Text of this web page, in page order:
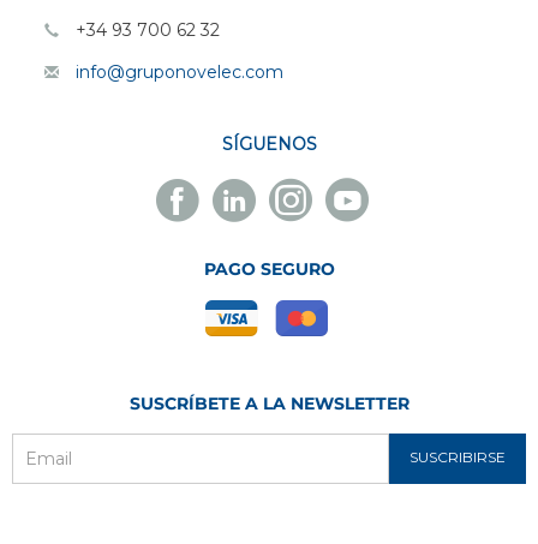
+34 93 700 62 32
info@gruponovelec.com
SÍGUENOS
Facebook
Novelec
Linkedin
Novelec
Instagram
Novelec
Youtube
Novelec
PAGO SEGURO
SUSCRÍBETE A LA NEWSLETTER
SUSCRIBIRSE